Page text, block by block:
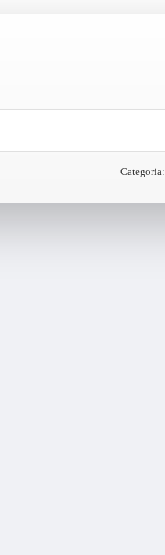
Categoria: